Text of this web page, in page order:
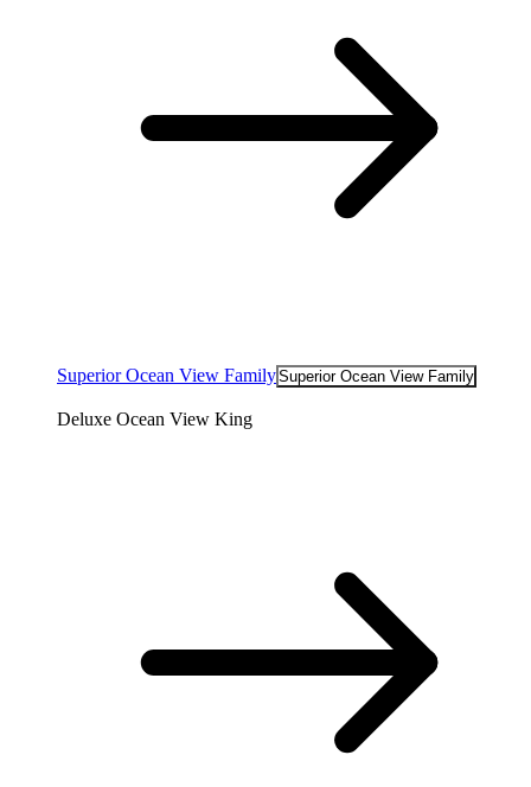
Superior Ocean View FamilySuperior Ocean View Family
Deluxe Ocean View King